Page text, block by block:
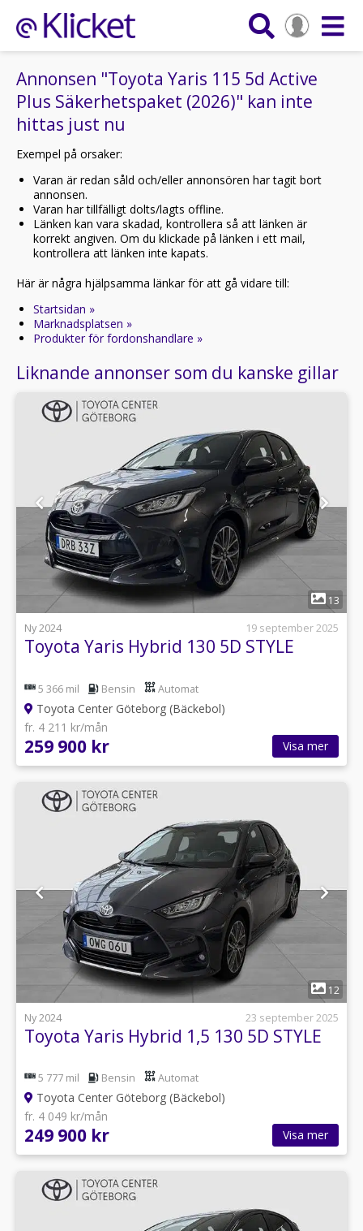
Annonsen "Toyota Yaris 115 5d Active
Plus Säkerhetspaket (2026)" kan inte
hittas just nu
Exempel på orsaker:
Varan är redan såld och/eller annonsören har tagit bort
annonsen.
Varan har tillfälligt dolts/lagts offline.
Länken kan vara skadad, kontrollera så att länken är
korrekt angiven. Om du klickade på länken i ett mail,
kontrollera att länken inte kapats.
Här är några hjälpsamma länkar för att gå vidare till:
Startsidan »
Marknadsplatsen »
Produkter för fordonshandlare »
Liknande annonser som du kanske gillar
1
13
Ny 2024
19 september 2025
Toyota Yaris Hybrid 130 5D STYLE
5 366 mil Bensin Automat
Toyota Center Göteborg (Bäckebol)
fr. 4 211 kr/mån
259 900 kr Visa mer
1
12
Ny 2024
23 september 2025
Toyota Yaris Hybrid 1,5 130 5D STYLE
5 777 mil Bensin Automat
Toyota Center Göteborg (Bäckebol)
fr. 4 049 kr/mån
249 900 kr Visa mer